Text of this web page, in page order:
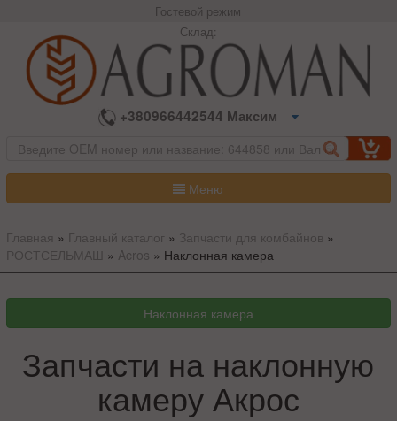
Гостевой режим
Склад:
+380966442544 Максим
Меню
Главная » Главный каталог » Запчасти для комбайнов »
РОСТСЕЛЬМАШ » Acros » Наклонная камера
Запчасти на наклонную
камеру Акрос